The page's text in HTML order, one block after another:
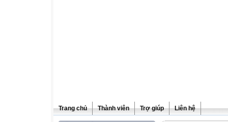
Trang chủ Thành viên Trợ giúp Liên hệ